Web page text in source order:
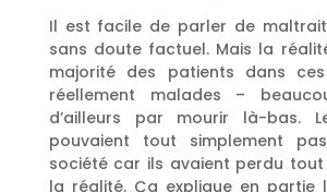
Il est facile de parler de
sans doute factuel. Mais la
majorité des patients dans
réellement malades –
d’ailleurs par mourir là-bas.
pouvaient tout simplement
société car ils avaient perdu
la réalité. Ça explique en partie